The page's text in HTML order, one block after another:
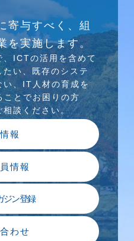
、WEB/SNS研究会を
寄与すべく、組
を実施します。
、ICTの活⽤を含めて
い、既存のシステ
い、IT⼈材の育成を
ことでお困りの⽅
相談ください。
報
情報
ジン登録
わせ